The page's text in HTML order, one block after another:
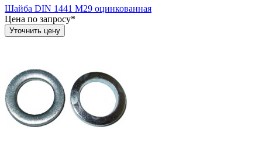
Шайба DIN 1441 М29 оцинкованная
Цена по запросу*
Уточнить цену